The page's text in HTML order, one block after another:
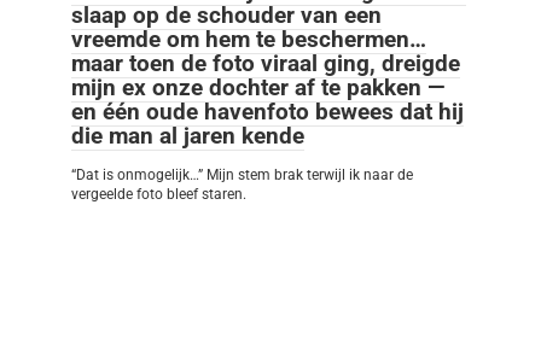
slaap op de schouder van een
vreemde om hem te beschermen…
maar toen de foto viraal ging, dreigde
mijn ex onze dochter af te pakken —
en één oude havenfoto bewees dat hij
die man al jaren kende
“Dat is onmogelijk…” Mijn stem brak terwijl ik naar de
vergeelde foto bleef staren.